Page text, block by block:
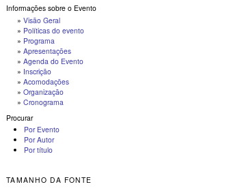
Informações sobre o Evento
»Visão Geral
» Políticas do evento
» Programa
»Apresentações
»Agenda do Evento
» Inscrição
»Acomodações
»Organização
»Cronograma
Procurar
Por Evento
Por Autor
Por título
TAMANHO DA FONTE